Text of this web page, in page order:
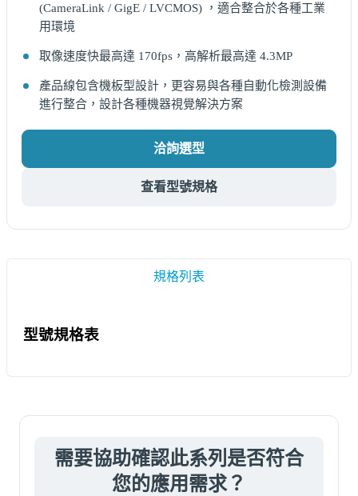
(CameraLink / GigE / LVCMOS) ，適合整合於各種工業
用環境
取像速度快最高達 170fps，高解析最高達 4.3MP
產品線包含機板型設計，更容易與各種自動化檢測設備
進行整合，設計各種機器視覺解決方案
洽詢選型
查看型號規格
規格列表
型號規格表
需要協助確認此系列是否符合
您的應用需求？